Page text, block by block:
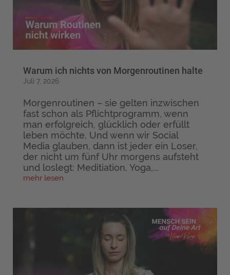
Warum ich nichts von Morgenroutinen halte
Juli 7, 2026
Morgenroutinen – sie gelten inzwischen
fast schon als Pflichtprogramm, wenn
man erfolgreich, glücklich oder erfüllt
leben möchte. Und wenn wir Social
Media glauben, dann ist jeder ein Loser,
der nicht um fünf Uhr morgens aufsteht
und loslegt: Meditiation, Yoga,...
mehr lesen